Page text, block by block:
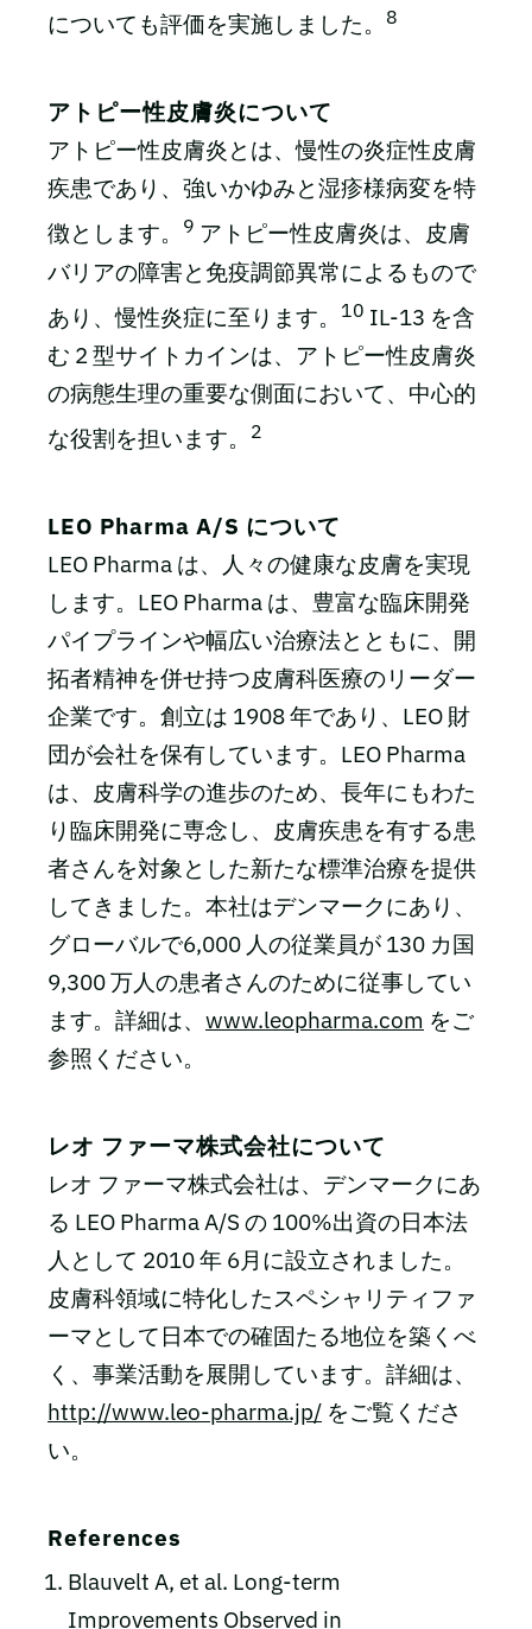
についても評価を実施しました。
8
アトピー性皮膚炎について
アトピー性皮膚炎とは、慢性の炎症性皮膚
疾患であり、強いかゆみと湿疹様病変を特
徴とします。
9 アトピー性皮膚炎は、皮膚
バリアの障害と免疫調節異常によるもので
あり、慢性炎症に至ります。
10 IL-13 を含
む 2 型サイトカインは、アトピー性皮膚炎
の病態生理の重要な側面において、中心的
な役割を担います。
2
LEO Pharma A/S について
LEO Pharma は、人々の健康な皮膚を実現
します。LEO Pharma は、豊富な臨床開発
パイプラインや幅広い治療法とともに、開
拓者精神を併せ持つ皮膚科医療のリーダー
企業です。創立は 1908 年であり、LEO 財
団が会社を保有しています。LEO Pharma
は、皮膚科学の進歩のため、長年にもわた
り臨床開発に専念し、皮膚疾患を有する患
者さんを対象とした新たな標準治療を提供
してきました。本社はデンマークにあり、
グローバルで6,000 人の従業員が 130 カ国
9,300 万人の患者さんのために従事してい
ます。詳細は、 www.leopharma.com をご
参照ください。
レオ ファーマ株式会社について
レオ ファーマ株式会社は、デンマークにあ
る LEO Pharma A/S の 100%出資の日本法
人として 2010 年 6月に設立されました。
皮膚科領域に特化したスペシャリティファ
ーマとして日本での確固たる地位を築くべ
く、事業活動を展開しています。詳細は、
http://www.leo-pharma.jp/ をご覧くださ
い。
References
Blauvelt A, et al. Long-term
Improvements Observed in